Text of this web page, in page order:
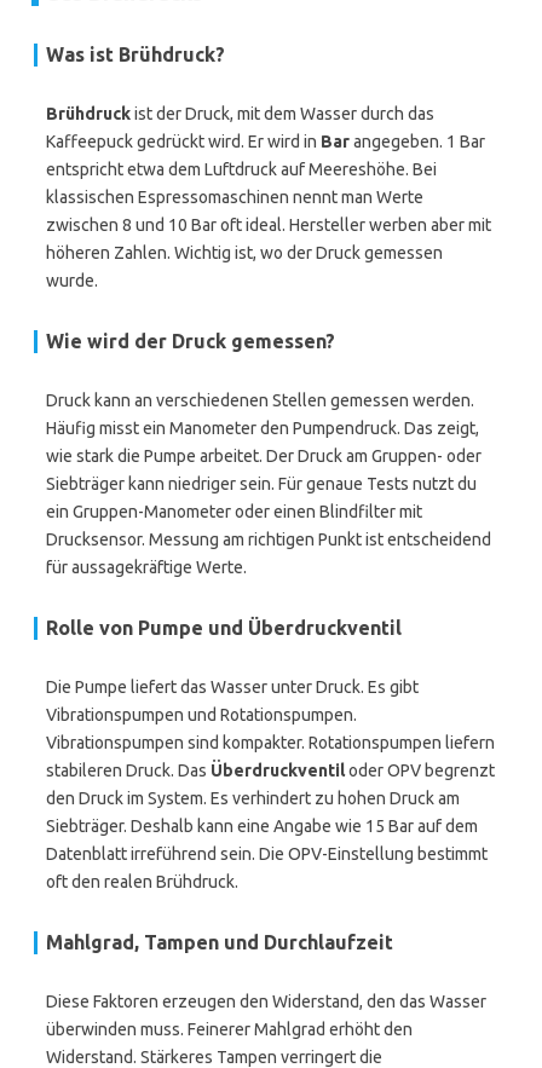
Was ist Brühdruck?
Brühdruckist der Druck, mit dem Wasser durch das
Kaffeepuck gedrückt wird. Er wird in Barangegeben. 1 Bar
entspricht etwa dem Luftdruck auf Meereshöhe. Bei
klassischen Espressomaschinen nennt man Werte
zwischen 8 und 10 Bar oft ideal. Hersteller werben aber mit
höheren Zahlen. Wichtig ist, wo der Druck gemessen
wurde.
Wie wird der Druck gemessen?
Druck kann an verschiedenen Stellen gemessen werden.
Häufig misst ein Manometer den Pumpendruck. Das zeigt,
wie stark die Pumpe arbeitet. Der Druck am Gruppen- oder
Siebträger kann niedriger sein. Für genaue Tests nutzt du
ein Gruppen-Manometer oder einen Blindfilter mit
Drucksensor. Messung am richtigen Punkt ist entscheidend
für aussagekräftige Werte.
Rolle von Pumpe und Überdruckventil
Die Pumpe liefert das Wasser unter Druck. Es gibt
Vibrationspumpen und Rotationspumpen.
Vibrationspumpen sind kompakter. Rotationspumpen liefern
stabileren Druck. Das Überdruckventiloder OPV begrenzt
den Druck im System. Es verhindert zu hohen Druck am
Siebträger. Deshalb kann eine Angabe wie 15 Bar auf dem
Datenblatt irreführend sein. Die OPV-Einstellung bestimmt
oft den realen Brühdruck.
Mahlgrad, Tampen und Durchlaufzeit
Diese Faktoren erzeugen den Widerstand, den das Wasser
überwinden muss. Feinerer Mahlgrad erhöht den
Widerstand. Stärkeres Tampen verringert die